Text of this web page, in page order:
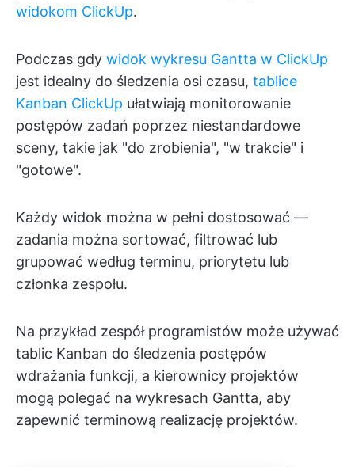
widokom ClickUp.
Podczas gdy widok wykresu Gantta w ClickUp
jest idealny do śledzenia osi czasu, tablice
Kanban ClickUp ułatwiają monitorowanie
postępów zadań poprzez niestandardowe
sceny, takie jak "do zrobienia", "w trakcie" i
"gotowe".
Każdy widok można w pełni dostosować —
zadania można sortować, filtrować lub
grupować według terminu, priorytetu lub
członka zespołu.
Na przykład zespół programistów może używać
tablic Kanban do śledzenia postępów
wdrażania funkcji, a kierownicy projektów
mogą polegać na wykresach Gantta, aby
zapewnić terminową realizację projektów.